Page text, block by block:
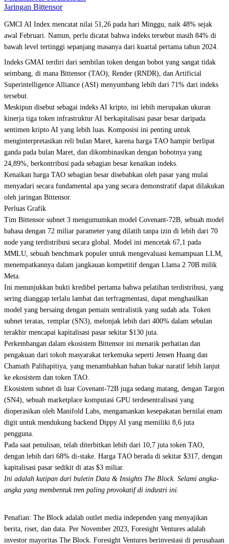
Jaringan Bittensor
GMCI AI Index mencatat nilai 51,26 pada hari Minggu, naik 48% sejak
awal Februari. Namun, perlu dicatat bahwa indeks tersebut masih 84% di
bawah level tertinggi sepanjang masanya dari kuartal pertama tahun 2024.
Indeks GMAI terdiri dari sembilan token dengan bobot yang sangat tidak
seimbang, di mana Bittensor (TAO), Render (RNDR), dan Artificial
Superintelligence Alliance (ASI) menyumbang lebih dari 71% dari indeks
tersebut.
Meskipun disebut sebagai indeks AI kripto, ini lebih merupakan ukuran
kinerja tiga token infrastruktur AI berkapitalisasi pasar besar daripada
sentimen kripto AI yang lebih luas. Komposisi ini penting untuk
menginterpretasikan reli bulan Maret, karena harga TAO hampir berlipat
ganda pada bulan Maret, dan dikombinasikan dengan bobotnya yang
24,89%, berkontribusi pada sebagian besar kenaikan indeks.
Kenaikan harga TAO sebagian besar disebabkan oleh pasar yang mulai
menyadari secara fundamental apa yang secara demonstratif dapat dilakukan
oleh jaringan Bittensor.
Perluas Grafik
Tim Bittensor subnet 3 mengumumkan model Covenant-72B, sebuah model
bahasa dengan 72 miliar parameter yang dilatih tanpa izin di lebih dari 70
node yang terdistribusi secara global. Model ini mencetak 67,1 pada
MMLU, sebuah benchmark populer untuk mengevaluasi kemampuan LLM,
menempatkannya dalam jangkauan kompetitif dengan Llama 2 70B milik
Meta.
Ini menunjukkan bukti kredibel pertama bahwa pelatihan terdistribusi, yang
sering dianggap terlalu lambat dan terfragmentasi, dapat menghasilkan
model yang bersaing dengan pemain sentralistik yang sudah ada. Token
subnet teratas, τemplar (SN3), melonjak lebih dari 400% dalam sebulan
terakhir mencapai kapitalisasi pasar sekitar $130 juta.
Perkembangan dalam ekosistem Bittensor ini menarik perhatian dan
pengakuan dari tokoh masyarakat terkemuka seperti Jensen Huang dan
Chamath Palihapitiya, yang menambahkan bahan bakar naratif lebih lanjut
ke ekosistem dan token TAO.
Ekosistem subnet di luar Covenant-72B juga sedang matang, dengan Targon
(SN4), sebuah marketplace komputasi GPU terdesentralisasi yang
dioperasikan oleh Manifold Labs, mengamankan kesepakatan bernilai enam
digit untuk mendukung backend Dippy AI yang memiliki 8,6 juta
pengguna.
Pada saat penulisan, telah diterbitkan lebih dari 10,7 juta token TAO,
dengan lebih dari 68% di-stake. Harga TAO berada di sekitar $317, dengan
kapitalisasi pasar sedikit di atas $3 miliar.
Ini adalah kutipan dari buletin Data & Insights The Block. Selami angka-
angka yang membentuk tren paling provokatif di industri ini.
Penafian: The Block adalah outlet media independen yang menyajikan
berita, riset, dan data. Per November 2023, Foresight Ventures adalah
investor mayoritas The Block. Foresight Ventures berinvestasi di perusahaan